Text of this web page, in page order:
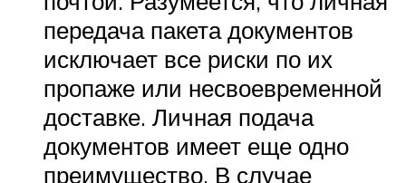
передача пакета документов
исключает все риски по их
пропаже или несвоевременной
доставке. Личная подача
документов имеет еще одно
преимущество. В случае